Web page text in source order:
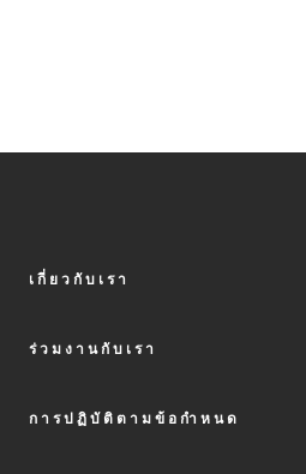
FOOTER
เกี่ยวกับเรา
ร่วมงานกับเรา
การปฏิบัติตามข้อกำหนด